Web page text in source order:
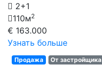
2+1
110м2
€ 163.000
Узнать больше
Продажа От застройщика